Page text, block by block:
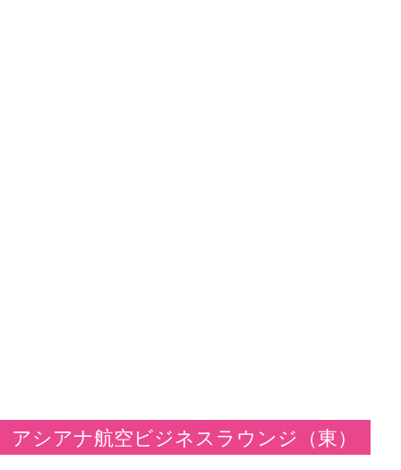
アシアナ航空ビジネスラウンジ（東）